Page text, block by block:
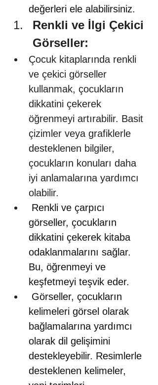
değerleri ele alabilirsiniz.
Renkli ve İlgi Çekici
Görseller:
Çocuk kitaplarında renkli
ve çekici görseller
kullanmak, çocukların
dikkatini çekerek
öğrenmeyi artırabilir. Basit
çizimler veya grafiklerle
desteklenen bilgiler,
çocukların konuları daha
iyi anlamalarına yardımcı
olabilir.
Renkli ve çarpıcı
görseller, çocukların
dikkatini çekerek kitaba
odaklanmalarını sağlar.
Bu, öğrenmeyi ve
keşfetmeyi teşvik eder.
Görseller, çocukların
kelimeleri görsel olarak
bağlamalarına yardımcı
olarak dil gelişimini
destekleyebilir. Resimlerle
desteklenen kelimeler,